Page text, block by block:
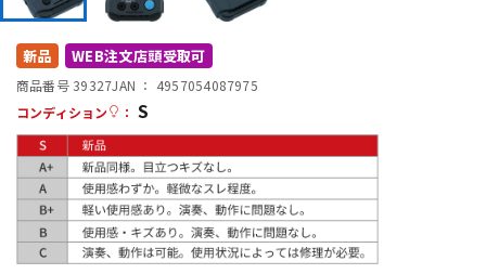
配信/ライブ機器
中古
新品 WEB注文店頭受取可
商品番号 39327JAN ： 4957054087975
コンディション
： S